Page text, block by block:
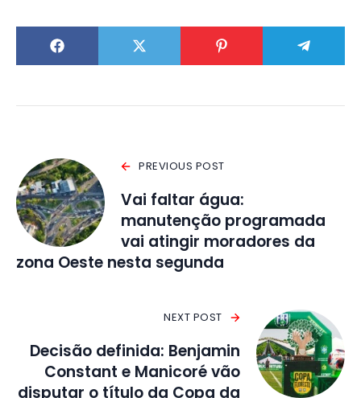
PREVIOUS POST
Vai faltar água:
manutenção programada
vai atingir moradores da
zona Oeste nesta segunda
NEXT POST
Decisão definida: Benjamin
Constant e Manicoré vão
disputar o título da Copa da